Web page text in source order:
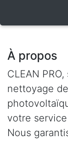
À propos
CLEAN
nettoyage
votre service
Nous